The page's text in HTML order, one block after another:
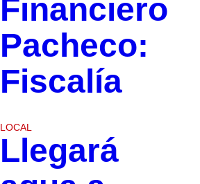
Financiero
Pacheco:
Fiscalía
LOCAL
Llegará